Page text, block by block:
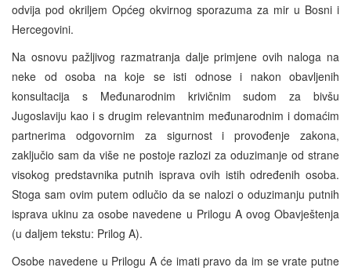
odvija pod okriljem Općeg okvirnog sporazuma za mir u Bosni i
Hercegovini.
Na osnovu pažljivog razmatranja dalje primjene ovih naloga na
neke od osoba na koje se isti odnose i nakon obavljenih
konsultacija s Međunarodnim krivičnim sudom za bivšu
Jugoslaviju kao i s drugim relevantnim međunarodnim i domaćim
partnerima odgovornim za sigurnost i provođenje zakona,
zaključio sam da više ne postoje razlozi za oduzimanje od strane
visokog predstavnika putnih isprava ovih istih određenih osoba.
Stoga sam ovim putem odlučio da se nalozi o oduzimanju putnih
isprava ukinu za osobe navedene u Prilogu A ovog Obavještenja
(u daljem tekstu: Prilog A).
Osobe navedene u Prilogu A će imati pravo da im se vrate putne